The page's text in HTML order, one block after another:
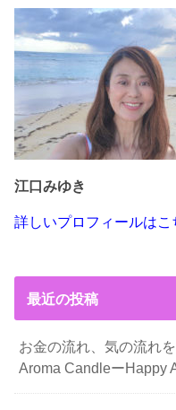
江口みゆき
詳しいプロフィールはこ
最近の投稿
お金の流れ、気の流れ
Aroma CandleーHappy